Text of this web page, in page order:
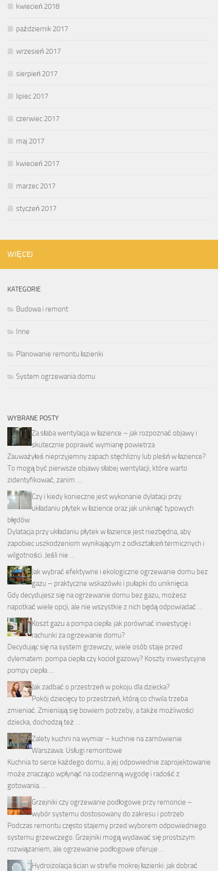
kwiecień 2018
październik 2017
wrzesień 2017
sierpień 2017
lipiec 2017
czerwiec 2017
maj 2017
kwiecień 2017
marzec 2017
styczeń 2017
WIĘCEJ
KATEGORIE
Budowa i remont
Inne
Planowanie remontu łazienki
System ogrzewania domu
WYBRANE POSTY
Za słaba wentylacja w łazience – jak rozpoznać objawy i
skutecznie poprawić wymianę powietrza
Zauważyłeś nieprzyjemny zapach stęchlizny lub pleśń w łazience?
To mogą być pierwsze objawy słabej wentylacji, które warto
zidentyfikować, zanim …
Czy i kiedy konieczne jest wykonanie dylatacji przy
układaniu płytek w łazience oraz jak uniknąć typowych
błędów
Dylatacja przy układaniu płytek w łazience jest niezbędna, aby
zapobiec uszkodzeniom wynikającym z odkształceń termicznych i
wilgotności. Jeśli nie …
Jak wybrać efektywne i ekologiczne ogrzewanie domu bez
gazu – praktyczne wskazówki i pułapki do uniknięcia
Gdy decydujesz się na ogrzewanie domu bez gazu, możesz
napotkać wiele opcji, ale nie wszystkie z nich będą odpowiadać …
Koszt gazu a pompa ciepła: jak porównać inwestycję i
rachunki za ogrzewanie domu?
Decydując się na system grzewczy, wiele osób staje przed
dylematem: pompa ciepła czy kocioł gazowy? Koszty inwestycyjne
pompy ciepła …
Jak zadbać o przestrzeń w pokoju dla dziecka?
Pokój dziecięcy to przestrzeń, którą co chwila trzeba
zmieniać. Zmieniają się bowiem potrzeby, a także możliwości
dziecka, dochodzą też …
Zalety kuchni na wymiar – kuchnie na zamówienie
Warszawa. Usługi remontowe
Kuchnia to serce każdego domu, a jej odpowiednie zaprojektowanie
może znacząco wpłynąć na codzienną wygodę i radość z
gotowania. …
Grzejniki czy ogrzewanie podłogowe przy remoncie –
wybór systemu dostosowany do zakresu i potrzeb
Podczas remontu często stajemy przed wyborem odpowiedniego
systemu grzewczego. Grzejniki mogą wydawać się prostszym
rozwiązaniem, ale ogrzewanie podłogowe oferuje …
Hydroizolacja ścian w strefie mokrej łazienki: jak dobrać